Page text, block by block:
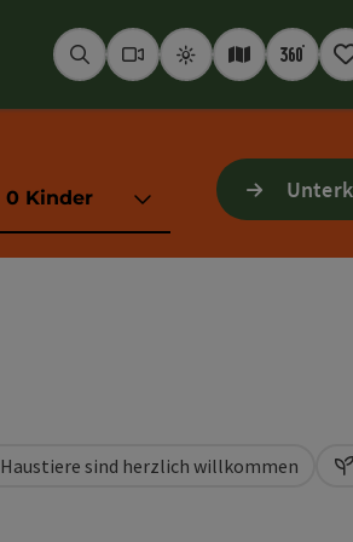
SuchenWebcams
Wetter 360°
0 Kinder
Haustiere sind herzlich willkommen